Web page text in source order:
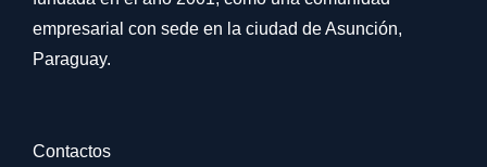
empresarial con sede en la ciudad de Asunción,
Paraguay.
Contactos